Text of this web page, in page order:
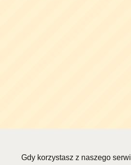
Gdy korzystasz z naszego